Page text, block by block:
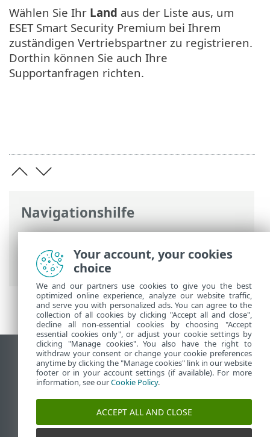
Navigationshilfe
ESET Online-Hilfe>ESET Smart Security
Premium
>Produktaktivierung >
Kostenlose Testversion aktivieren
Wählen Sie Ihr Land aus der Liste aus, um
ESET Smart Security Premium bei Ihrem
zuständigen Vertriebspartner zu registrieren.
Dorthin können Sie auch Ihre
Supportanfragen richten.
Desktop-Site anzeigen
End of Life
ESET Knowledgebase
ESET-Forum
ESET Status Portal
Your account, your cookies
choice
We and our partners use cookies to give you the best
optimized online experience, analyze our website traffic,
and serve you with personalized ads. You can agree to the
collection of all cookies by clicking "Accept all and close",
decline all non-essential cookies by choosing "Accept
essential cookies only", or adjust your cookie settings by
clicking "Manage cookies". You also have the right to
withdraw your consent or change your cookie preferences
anytime by clicking the "Manage cookies" link in our website
footer or in your account settings (if available). For more
information, see ourCookie Policy.
ACCEPT ALL AND CLOSE